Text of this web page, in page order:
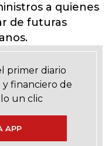
a quienes
de futuras
primer diario
y financiero de
un clic
APP